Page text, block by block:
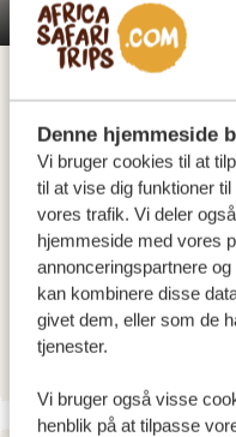
Denne hjemmeside
Vi bruger cookies til at
til at vise dig funktioner
vores trafik. Vi deler
hjemmeside med vores
annonceringspartnere
kan kombinere disse
givet dem, eller som de
tjenester.
Vi bruger også visse
henblik på at tilpasse
hotellets chauffør
Kenya!" Chaufføren
du kan slappe af og
farverige Nairobi ind.
– præcis som planlagt
INDKVARTERING:
SILVER Argyle
GOLD Tamarind
PLATINUM Emara